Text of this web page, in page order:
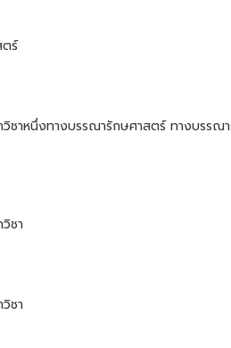
ร์
าหนึ่งทางบรรณารักษศาสตร์ ทางบรรณ
ชา
ชา